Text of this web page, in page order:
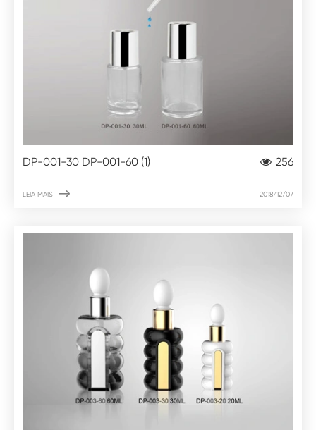
DP-001-30 DP-001-60 (1) 256
LEIA MAIS  2018/12/07